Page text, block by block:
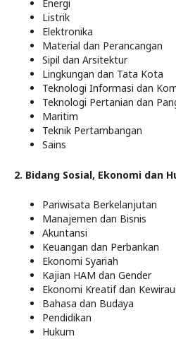
Energi
Listrik
Elektronika
Material dan Perancangan
Sipil dan Arsitektur
Lingkungan dan Tata Kota
Teknologi Informasi dan
Teknologi Pertanian dan
Maritim
Teknik Pertambangan
Sains
2. Bidang Sosial, Ekonomi dan
Pariwisata Berkelanjutan
Manajemen dan Bisnis
Akuntansi
Keuangan dan Perbankan
Ekonomi Syariah
Kajian HAM dan Gender
Ekonomi Kreatif dan
Bahasa dan Budaya
Pendidikan
Hukum